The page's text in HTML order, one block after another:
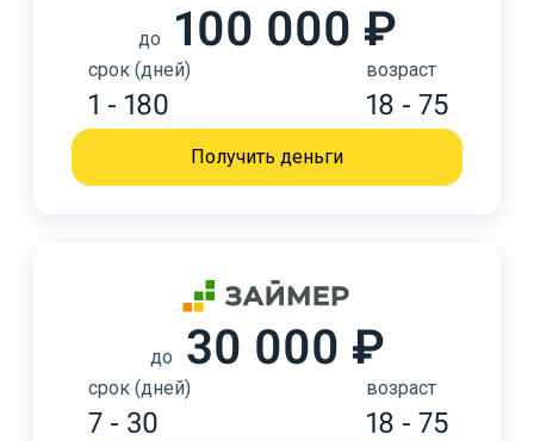
до 100 000 ₽
срок (дней)
1 - 180
возраст
18 - 75
Получить деньги
до 30 000 ₽
срок (дней)
7 - 30
возраст
18 - 75